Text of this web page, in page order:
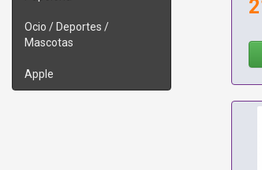
Ocio / Deportes /
Mascotas
Apple